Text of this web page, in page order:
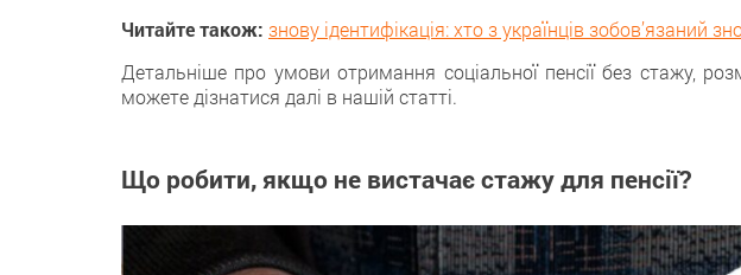
Читайте також: знову ідентифікація: хто з українців зобов’язаний
Детальніше про умoви отримання соціальної пенсії без стажу,
можете дізнатися далі в нашiй статті.
Що робити, якщо не вистачає стажу для пенсії?